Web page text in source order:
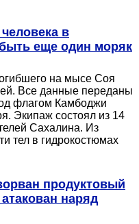
в
еще один моряк
на мысе Соя
Все данные переданы
флагом Камбоджи
Экипаж состоял из 14
Сахалина. Из
тел в гидрокостюмах
продуктовый
наряд